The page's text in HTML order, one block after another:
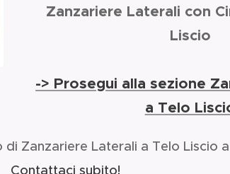
Zanzariere Laterali con
Liscio
-> Prosegui alla sezione
a Telo
Zanzariere Laterali a Telo Liscio
Contattaci subito!